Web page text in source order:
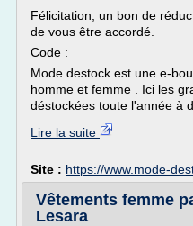
Félicitation, un bon de
de vous être accordé.
Code :
Mode destock est une e-
homme et femme . Ici les
déstockées toute l'année à
Lire la suite
Site : https://www.mode-
Vêtements femme
Lesara